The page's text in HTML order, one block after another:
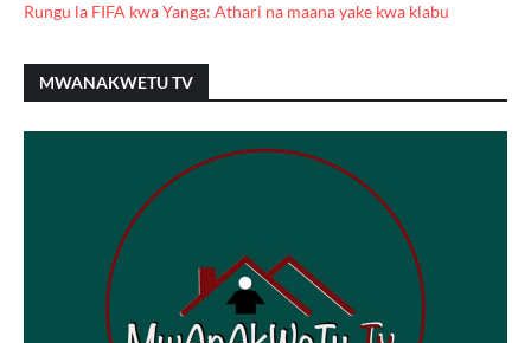
Rungu la FIFA kwa Yanga: Athari na maana yake kwa klabu
MWANAKWETU TV